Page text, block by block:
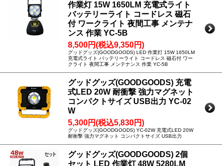
作業灯 15W 1650LM 充電式ライト
バッテリーライト コードレス 磁石
付 ワークライト 夜間工事 メンテナ
ンス 作業 YC-5B
8,500円(税込9,350円)
グッドグッズ(GOODGOODS) LED 作業灯 15W 1650LM
充電式ライト バッテリーライト コードレス 磁石付 ワー
クライト 夜間工事 メンテナンス 作業 YC-5B
グッドグッズ(GOODGOODS) 充電
式LED 20W 耐衝撃 強力マグネット
コンパクトサイズ USB出力 YC-02
W
5,300円(税込5,830円)
グッドグッズ(GOODGOODS) YC-02W 充電式LED 20W
耐衝撃 強力マグネット コンパクトサイズ USB出力
グッドグッズ(GOODGOODS) 2個
セット LED 作業灯 48W 5280LM